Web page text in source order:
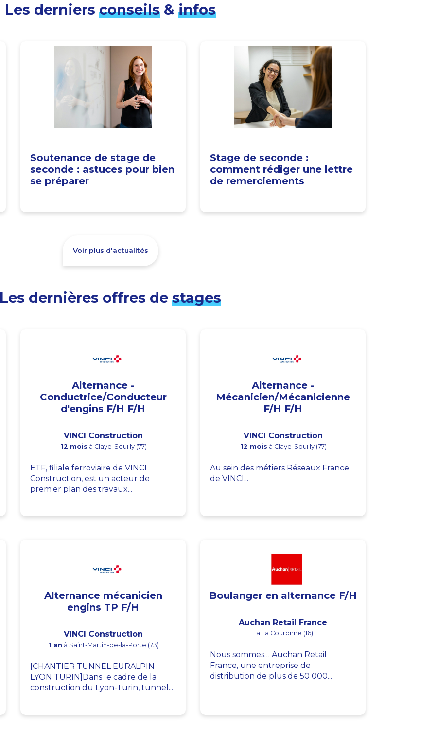
Les derniers conseils & infos
Soutenance de stage de
seconde : astuces pour bien
se préparer
Stage de seconde :
comment rédiger une lettre
de remerciements
Voir plus d'actualités
Les dernières offres de stages
Alternance -
Conductrice/Conducteur
d'engins F/H F/H
VINCI Construction
12 mois à Claye-Souilly (77)
ETF, filiale ferroviaire de VINCI
Construction, est un acteur de
premier plan des travaux...
Alternance -
Mécanicien/Mécanicienne
F/H F/H
VINCI Construction
12 mois à Claye-Souilly (77)
Au sein des métiers Réseaux France
de VINCI...
Alternance mécanicien
engins TP F/H
VINCI Construction
1 an à Saint-Martin-de-la-Porte (73)
[CHANTIER TUNNEL EURALPIN
LYON TURIN]Dans le cadre de la
construction du Lyon-Turin, tunnel...
Boulanger en alternance F/H
Auchan Retail France
à La Couronne (16)
Nous sommes… Auchan Retail
France, une entreprise de
distribution de plus de 50 000...